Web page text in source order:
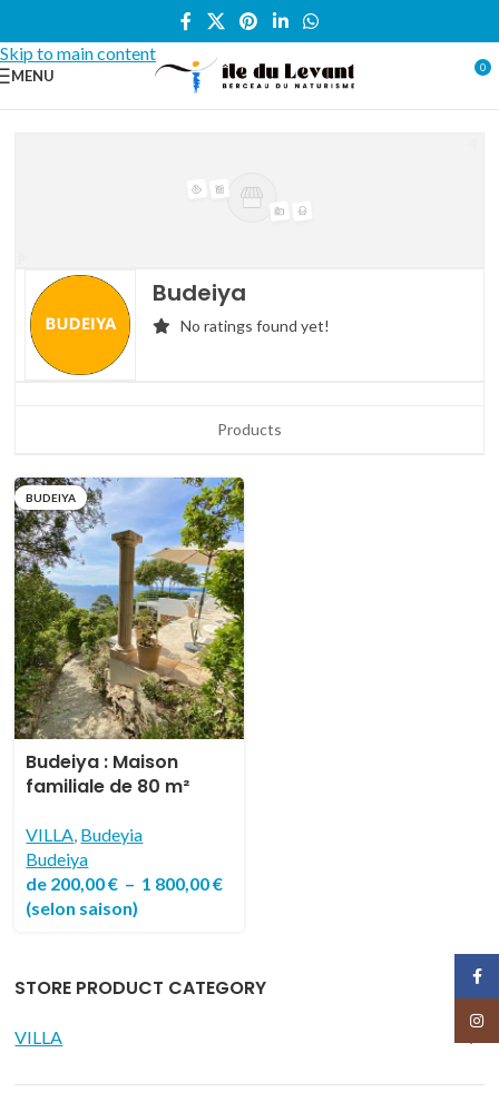
Skip to main content
MENU 0
STORE PRODUCT CATEGORY
VILLA
Budeiya
No ratings found yet!
Products
BUDEIYA
Budeiya : Maison
familiale de 80 m²
levantin avec vue
panoramique.
VILLA, Budeyia
Budeiya
de 200,00€ – 1 800,00€
(selon saison)